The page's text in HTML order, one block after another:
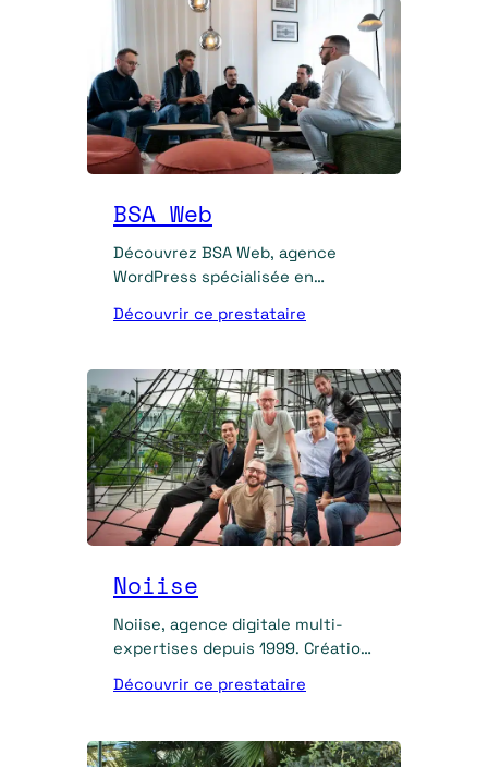
BSA Web
Découvrez BSA Web, agence
WordPress spécialisée en
d’extensions sur-mesure,
Découvrir ce prestataire
Noiise
Noiise, agence digitale multi-
expertises depuis 1999. Création
media et content marketing.
Découvrir ce prestataire